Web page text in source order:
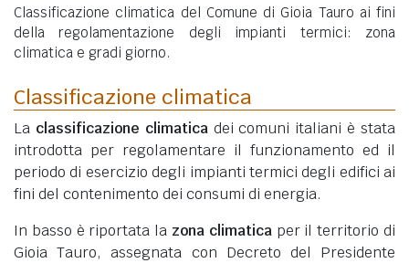
Classificazione climatica del Comune di Gioia Tauro ai fini
della regolamentazione degli impianti termici: zona
climatica e gradi giorno.
Classificazione climatica
La classificazione climaticadei comuni italiani è stata
introdotta per regolamentare il funzionamento ed il
periodo di esercizio degli impianti termici degli edifici ai
fini del contenimento dei consumi di energia.
In basso è riportata la zona climaticaper il territorio di
Gioia Tauro, assegnata con Decreto del Presidente